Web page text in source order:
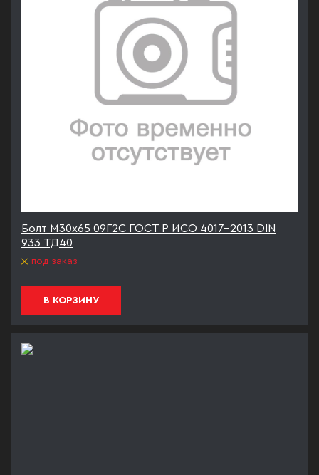
Болт М30х65 09Г2С ГОСТ Р ИСО 4017-2013 DIN
933 ТД40
под заказ
В КОРЗИНУ